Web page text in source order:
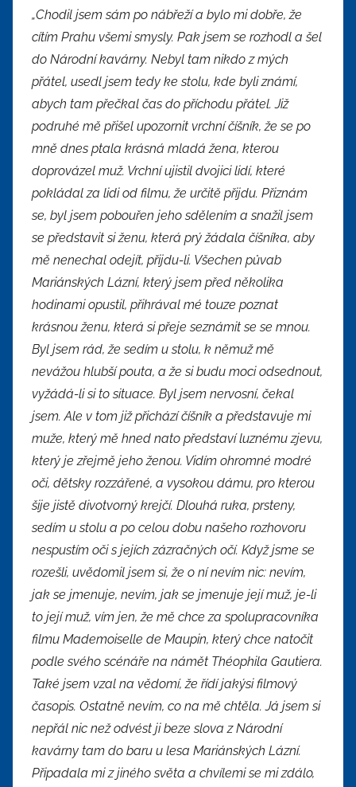
„Chodil jsem sám po nábřeží a bylo mi dobře, že
cítím Prahu všemi smysly. Pak jsem se rozhodl a šel
do Národní kavárny. Nebyl tam nikdo z mých
přátel, usedl jsem tedy ke stolu, kde byli známí,
abych tam přečkal čas do příchodu přátel. Již
podruhé mě přišel upozornit vrchní číšník, že se po
mně dnes ptala krásná mladá žena, kterou
doprovázel muž. Vrchní ujistil dvojici lidí, které
pokládal za lidi od filmu, že určitě přijdu. Přiznám
se, byl jsem pobouřen jeho sdělením a snažil jsem
se představit si ženu, která prý žádala číšníka, aby
mě nenechal odejít, přijdu-li. Všechen půvab
Mariánských Lázní, který jsem před několika
hodinami opustil, přihrával mé touze poznat
krásnou ženu, která si přeje seznámit se se mnou.
Byl jsem rád, že sedím u stolu, k němuž mě
nevážou hlubší pouta, a že si budu moci odsednout,
vyžádá-li si to situace. Byl jsem nervosní, čekal
jsem. Ale v tom již přichází číšník a představuje mi
muže, který mě hned nato představí luznému zjevu,
který je zřejmě jeho ženou. Vidím ohromné modré
oči, dětsky rozzářené, a vysokou dámu, pro kterou
šije jistě divotvorný krejčí. Dlouhá ruka, prsteny,
sedím u stolu a po celou dobu našeho rozhovoru
nespustím oči s jejích zázračných očí. Když jsme se
rozešli, uvědomil jsem si, že o ní nevím nic: nevím,
jak se jmenuje, nevím, jak se jmenuje její muž, je-li
to její muž, vím jen, že mě chce za spolupracovníka
filmu Mademoiselle de Maupin, který chce natočit
podle svého scénáře na námět Théophila Gautiera.
Také jsem vzal na vědomí, že řídí jakýsi filmový
časopis. Ostatně nevím, co na mě chtěla. Já jsem si
nepřál nic než odvést ji beze slova z Národní
kavárny tam do baru u lesa Mariánských Lázní.
Připadala mi z jiného světa a chvílemi se mi zdálo,